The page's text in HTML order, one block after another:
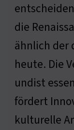
die
ähnlich der
heute. Die
undist
fördert
kulturelle